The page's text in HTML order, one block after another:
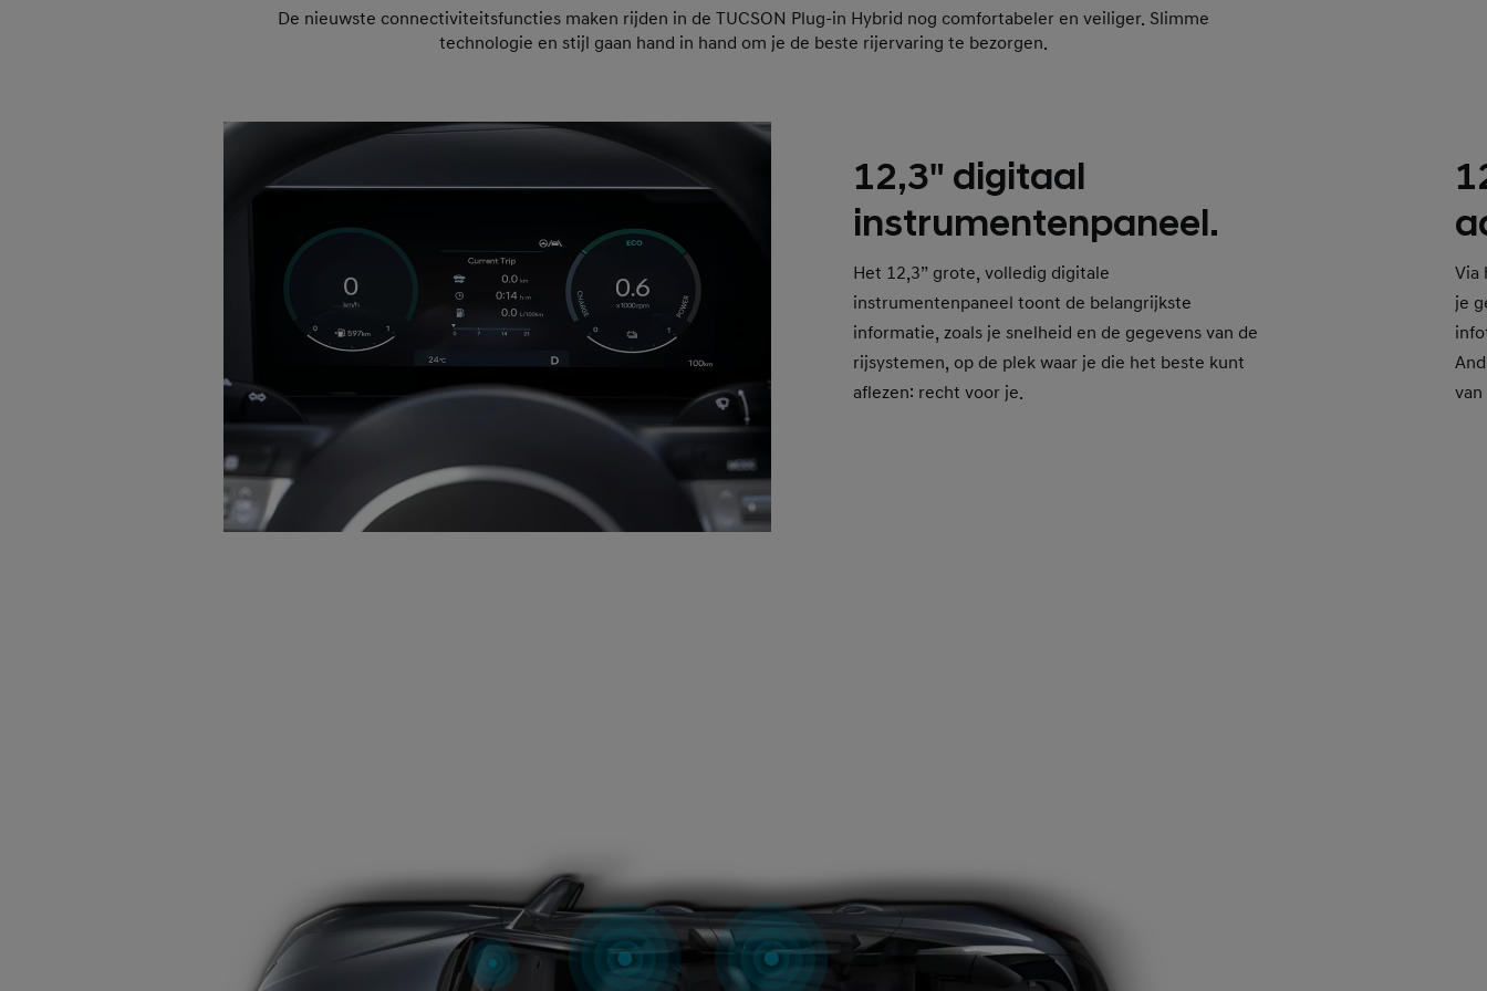
De nieuwste connectiviteitsfuncties maken rijden in de TUCSON Plug-in Hybrid nog comfortabeler en veiliger. Slimme
technologie en stijl gaan hand in hand om je de beste rijervaring te bezorgen.
12,3" digitaal
instrumentenpaneel.
Het 12,3” grote, volledig digitale
instrumentenpaneel toont de belangrijkste
informatie, zoals je snelheid en de gegevens van de
rijsystemen, op de plek waar je die het beste kunt
aflezen: recht voor je.
Via
je